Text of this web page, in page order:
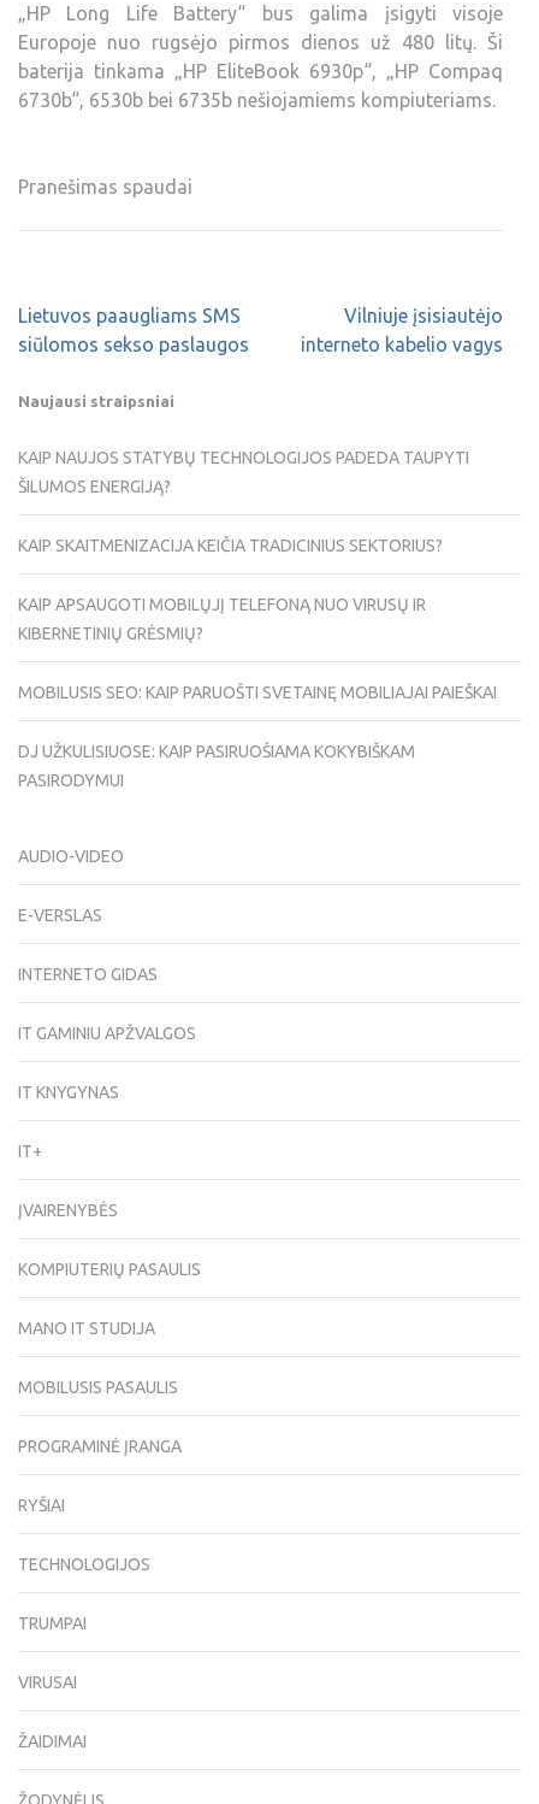
„HP Long Life Battery“ bus galima įsigyti visoje
Europoje nuo rugsėjo pirmos dienos už 480 litų. Ši
baterija tinkama „HP EliteBook 6930p“, „HP Compaq
6730b“, 6530b bei 6735b nešiojamiems kompiuteriams.
Pranešimas spaudai
Lietuvos paaugliams SMS
siūlomos sekso paslaugos
Vilniuje įsisiautėjo
interneto kabelio vagys
Naujausi straipsniai
KAIP NAUJOS STATYBŲ TECHNOLOGIJOS PADEDA TAUPYTI
ŠILUMOS ENERGIJĄ?
KAIP SKAITMENIZACIJA KEIČIA TRADICINIUS SEKTORIUS?
KAIP APSAUGOTI MOBILŲJĮ TELEFONĄ NUO VIRUSŲ IR
KIBERNETINIŲ GRĖSMIŲ?
MOBILUSIS SEO: KAIP PARUOŠTI SVETAINĘ MOBILIAJAI PAIEŠKAI
DJ UŽKULISIUOSE: KAIP PASIRUOŠIAMA KOKYBIŠKAM
PASIRODYMUI
AUDIO-VIDEO
E-VERSLAS
INTERNETO GIDAS
IT GAMINIU APŽVALGOS
IT KNYGYNAS
IT+
ĮVAIRENYBĖS
KOMPIUTERIŲ PASAULIS
MANO IT STUDIJA
MOBILUSIS PASAULIS
PROGRAMINĖ ĮRANGA
RYŠIAI
TECHNOLOGIJOS
TRUMPAI
VIRUSAI
ŽAIDIMAI